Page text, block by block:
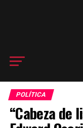
POLÍTICA
“Cabeza de